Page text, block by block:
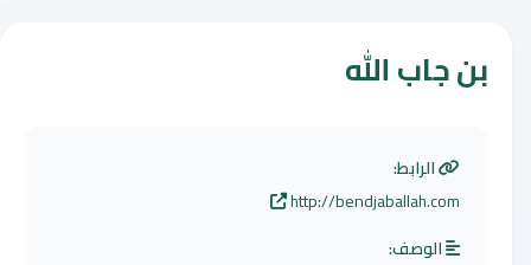
بن جاب الله
الرابط:
http://bendjaballah.com
الوصف: